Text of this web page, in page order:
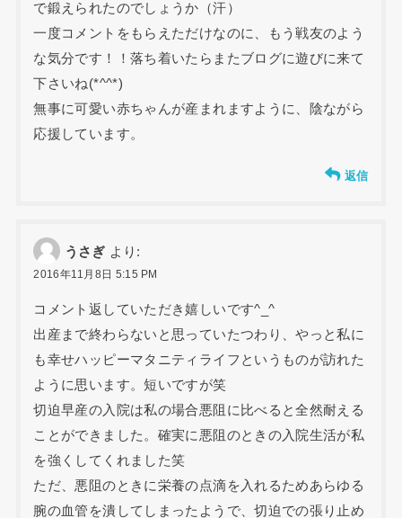
で鍛えられたのでしょうか（汗）
一度コメントをもらえただけなのに、もう戦友のよう
な気分です！！落ち着いたらまたブログに遊びに来て
下さいね(*^^*)
無事に可愛い赤ちゃんが産まれますように、陰ながら
応援しています。
返信
うさぎ より:
2016年11月8日 5:15 PM
コメント返していただき嬉しいです^_^
出産まで終わらないと思っていたつわり、やっと私に
も幸せハッピーマタニティライフというものが訪れた
ように思います。短いですが笑
切迫早産の入院は私の場合悪阻に比べると全然耐える
ことができました。確実に悪阻のときの入院生活が私
を強くしてくれました笑
ただ、悪阻のときに栄養の点滴を入れるためあらゆる
腕の血管を潰してしまったようで、切迫での張り止め